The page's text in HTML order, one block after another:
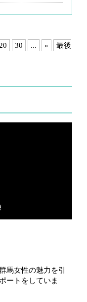
20 30 ... »
最後
馬女性の魅力を引
ートをしていま